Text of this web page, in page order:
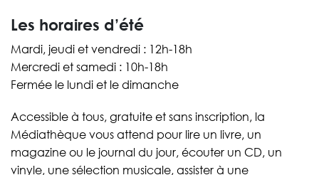
Les horaires d’été
Mardi, jeudi et vendredi : 12h-18h
Mercredi et samedi : 10h-18h
Fermée le lundi et le dimanche
Accessible à tous, gratuite et sans inscription, la
Médiathèque vous attend pour lire un livre, un
magazine ou le journal du jour, écouter un CD, un
vinyle, une sélection musicale, assister à une